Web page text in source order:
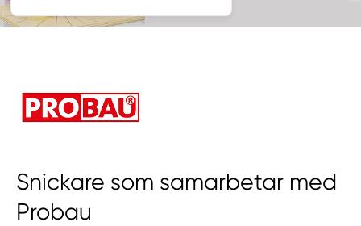
Snickare som samarbetar med
Probau